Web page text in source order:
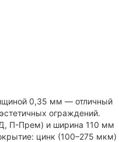
0,35 мм — отличный
ограждений.
П-Прем) и ширина 110 мм
цинк (100–275 мкм)